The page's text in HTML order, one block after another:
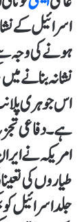
اسرائیل کے
ہونے کی وجہ
نشانہ بنانے
اس جوہری
ہے۔ دفاعی
امریکہ نے
طیاروں کی
جلد اسرائیل